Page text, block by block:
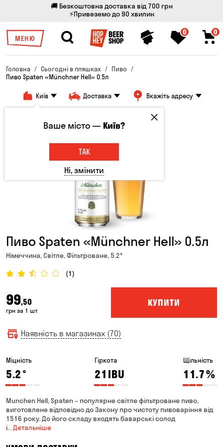
🚚 Безкоштовна доставка від 700 грн
⚡Привеземо до 90 хвилин
МЕНЮ
0 0
Головна Сьогодні в пляшках
Пиво
Пиво Spaten «Münchner Hell» 0.5л
Київ Доставка Вкажіть адресу
Пиво Spaten «Münchner Hell» 0.5л
Німеччина, Світле, Фільтроване, 5.2°
(1)
99,50
грн за 1 шт
КУПИТИ
Наявність в магазинах (70)
Міцність
5.2°
Гіркота
21 IBU
Щільність
11.7%
Munchen Hell, Spaten – популярне світле фільтроване пиво,
виготовлене відповідно до Закону про чистоту пивоваріння від
1516 року. До його складу входять баварські солод
і… Детальніше
Ваше місто —Київ?
ТАК
Ні, змінити